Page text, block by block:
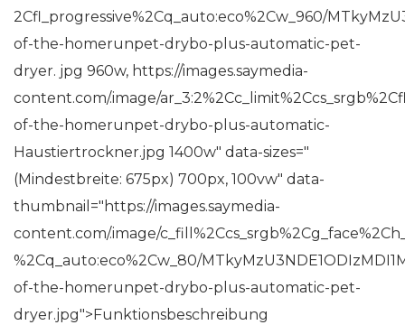
2Cfl_progressive%2Cq_auto:eco%2Cw_960/
of-the-homerunpet-drybo-plus-automatic-pet-
dryer. jpg 960w, https://images.saymedia-
content.com/.image/
of-the-homerunpet-drybo-plus-automatic-
Haustiertrockner.jpg 1400w" data-sizes="
(Mindestbreite: 675px) 700px, 100vw" data-
thumbnail="https://images.saymedia-
content.com/.image/
%2Cq_auto:eco%2Cw_80/
of-the-homerunpet-drybo-plus-automatic-pet-
dryer.jpg">Funktionsbeschreibung